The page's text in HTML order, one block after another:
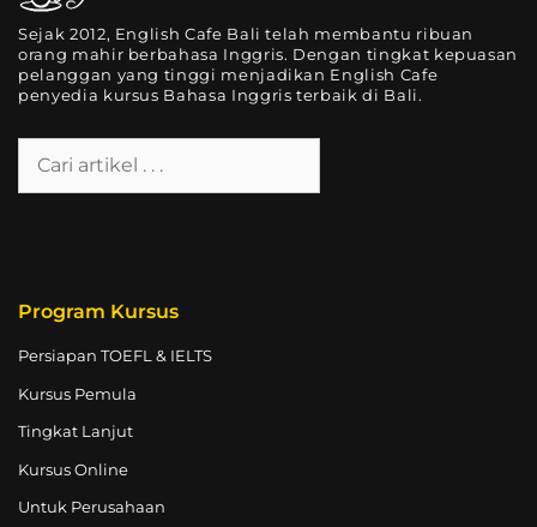
Sejak 2012, English Cafe Bali telah membantu ribuan
orang mahir berbahasa Inggris. Dengan tingkat kepuasan
pelanggan yang tinggi menjadikan English Cafe
penyedia kursus Bahasa Inggris terbaik di Bali.
Program Kursus
Persiapan TOEFL & IELTS
Kursus Pemula
Tingkat Lanjut
Kursus Online
Untuk Perusahaan